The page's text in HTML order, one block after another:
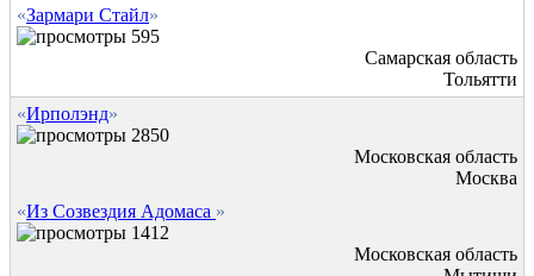
«Зармари Стайл»
595
Самарская область
Тольятти
«Ирполэнд»
2850
Московская область
Москва
«Из Созвездия Адомаса »
1412
Московская область